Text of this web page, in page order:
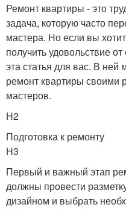
Ремонт квартиры - это
задача, которую часто
мастера. Но если вы
получить удовольствие
эта статья для вас. В
ремонт квартиры своими
мастеров.
H2
Подготовка к ремонту
H3
Первый и важный этап
должны провести
дизайном и выбрать